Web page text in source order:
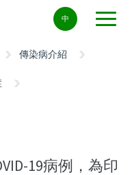
中
傳染病介紹
19病例，為印